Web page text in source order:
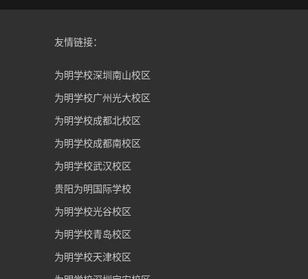
友情链接：
为明学校深圳南山校区
为明学校广州光大校区
为明学校成都北校区
为明学校成都南校区
为明学校武汉校区
贵阳为明国际学校
为明学校光谷校区
为明学校青岛校区
为明学校天津校区